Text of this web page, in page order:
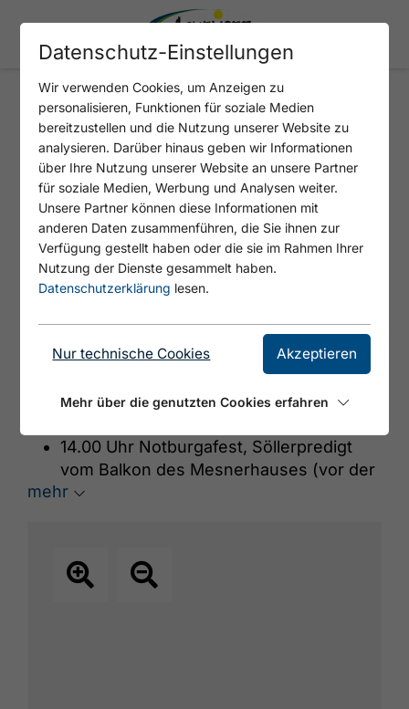
NOTBURGA SONNTAG
© Achensee Tourismus
09.00 Uhr Festgottesdienst zur Hl.
14.00 Uhr Notburgafest, Söllerpredigt
vom Balkon des Mesnerhauses (vor der
Kirche) mit anschließender Notburga
Innsbruck
mehr
Datenschutz-Einstellungen
Wir verwenden Cookies, um Anzeigen zu
personalisieren, Funktionen für soziale Medien
bereitzustellen und die Nutzung unserer Website zu
analysieren. Darüber hinaus geben wir Informationen
über Ihre Nutzung unserer Website an unsere Partner
für soziale Medien, Werbung und Analysen weiter.
Unsere Partner können diese Informationen mit
anderen Daten zusammenführen, die Sie ihnen zur
Verfügung gestellt haben oder die sie im Rahmen Ihrer
Nutzung der Dienste gesammelt haben.
Datenschutzerklärung lesen.
Nur technische Cookies Akzeptieren
Mehr über die genutzten Cookies erfahren